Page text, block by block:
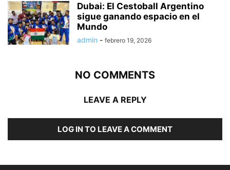
Dubai: El Cestoball Argentino
sigue ganando espacio en el
Mundo
admin - febrero 19, 2026
NO COMMENTS
LEAVE A REPLY
LOG IN TO LEAVE A COMMENT